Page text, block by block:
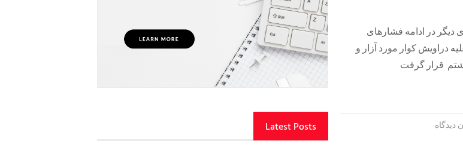
دیگر در ادامه فشارهای
دراویش کوار مورد آزار و
دیدگاه Latest Posts